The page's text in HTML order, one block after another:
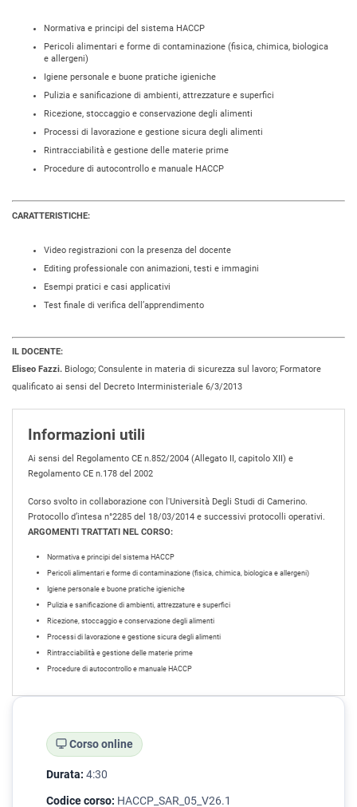
Normativa e principi del sistema HACCP
Pericoli alimentari e forme di contaminazione (fisica, chimica, biologica
e allergeni)
Igiene personale e buone pratiche igieniche
Pulizia e sanificazione di ambienti, attrezzature e superfici
Ricezione, stoccaggio e conservazione degli alimenti
Processi di lavorazione e gestione sicura degli alimenti
Rintracciabilità e gestione delle materie prime
Procedure di autocontrollo e manuale HACCP
CARATTERISTICHE:
Video registrazioni con la presenza del docente
Editing professionale con animazioni, testi e immagini
Esempi pratici e casi applicativi
Test finale di verifica dell’apprendimento
IL DOCENTE:
Eliseo Fazzi. Biologo; Consulente in materia di sicurezza sul lavoro; Formatore
qualificato ai sensi del Decreto Interministeriale 6/3/2013
Informazioni utili
Ai sensi del Regolamento CE n.852/2004 (Allegato II, capitolo XII) e
Regolamento CE n.178 del 2002
Corso svolto in collaborazione con l'Università Degli Studi di Camerino.
Protocollo d’intesa n°2285 del 18/03/2014 e successivi protocolli operativi.
ARGOMENTI TRATTATI NEL CORSO:
Normativa e principi del sistema HACCP
Pericoli alimentari e forme di contaminazione (fisica, chimica, biologica e allergeni)
Igiene personale e buone pratiche igieniche
Pulizia e sanificazione di ambienti, attrezzature e superfici
Ricezione, stoccaggio e conservazione degli alimenti
Processi di lavorazione e gestione sicura degli alimenti
Rintracciabilità e gestione delle materie prime
Procedure di autocontrollo e manuale HACCP
Corso online
Durata: 4:30
Codice corso: HACCP_SAR_05_V26.1